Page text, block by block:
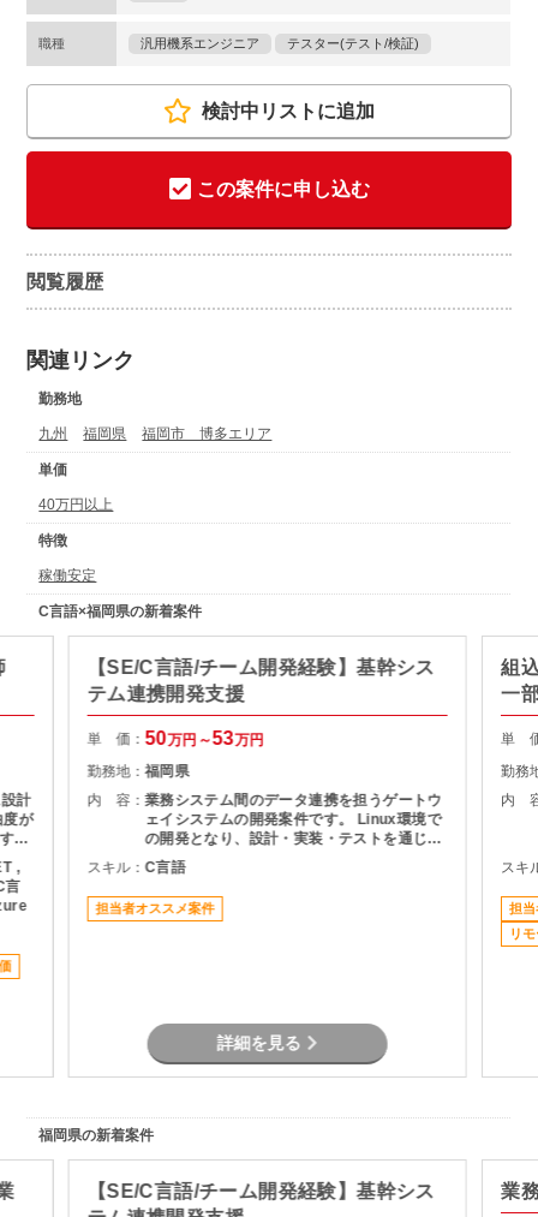
職種 汎用機系エンジニア テスター(テスト/検証)
検討中リストに追加
この案件に申し込む
閲覧履歴
関連リンク
勤務地
九州 福岡県 福岡市 博多エリア
単価
40万円以上
特徴
稼働安定
C言語×福岡県の新着案件
計
度が
い
解
加
ろ
る
,
言
【SE/C言語/チーム開発経験】基幹シス
テム連携開発支援
単 価：50万円～53万円
勤務地：福岡県
内 容：業務システム間のデータ連携を担うゲートウ
ェイシステムの開発案件です。 Linux環境で
の開発となり、設計・実装・テストを通じて
システムの安定稼働を支える役割を担当いた
だきます。 長期案件のため、腰を据えて開発
に携わりたい方におすすめです。
スキル：C言語
担当者オススメ案件
詳細を見る
組
一
単
勤務
内
スキ
担当
リ
福岡県の新着案件
【SE/C言語/チーム開発経験】基幹シス
業